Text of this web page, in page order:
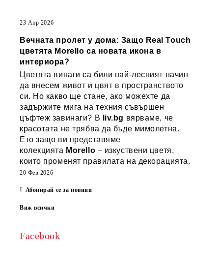
23 Апр 2026
Вечната пролет у дома: Защо Real Touch
цветята Morello са новата икона в
интериора?
Цветята винаги са били най-лесният начин
да внесем живот и цвят в пространството
си. Но какво ще стане, ако можехте да
задържите мига на техния съвършен
цъфтеж завинаги? В
liv.bg вярваме, че
красотата не трябва да бъде мимолетна.
Ето защо ви представяме
колекцията Morello – изкуствени цветя,
които променят правилата на декорацията.
20 Фев 2026
Абонирай се за новини
Виж всички
Facebook